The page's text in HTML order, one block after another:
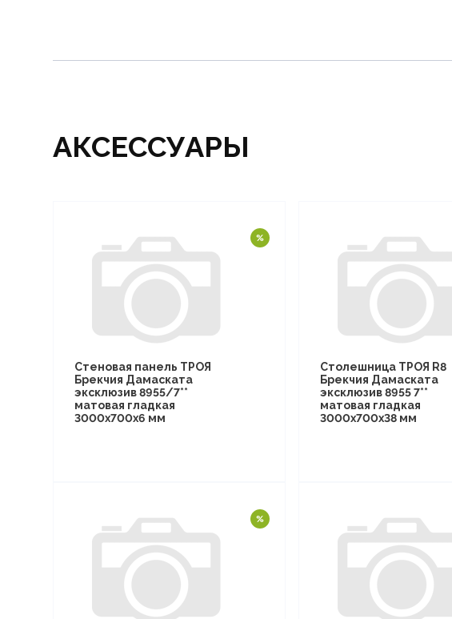
АКСЕССУАРЫ
Стеновая панель ТРОЯ
Брекчия Дамаската
эксклюзив 8955/7**
матовая гладкая
3000х700х6 мм
Столешница ТРОЯ R8
Брекчия Дамаската
эксклюзив 8955 7**
матовая гладкая
3000х700х38 мм